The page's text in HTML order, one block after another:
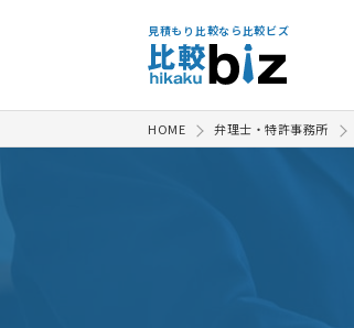
見積もり比較なら比較ビズ
HOME 弁理士・特許事務所